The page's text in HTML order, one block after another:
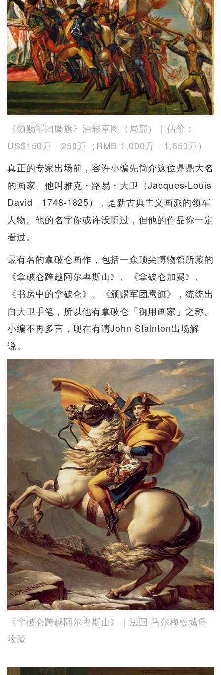
《颁赐军团鹰旗》油彩草图（局部）｜估价：
US$150万 - 250万（RMB 1,000万 - 1,650万）
真正的专家出场前，容许小编先简介这位鼎鼎大名
的画家。他叫雅克・路易・大卫（Jacques-Louis
David，1748-1825），是新古典主义画派的领军
人物。他的名字你或许没听过，但他的作品你一定
看过。
最有名的拿破仑画作，包括一众顶尖博物馆所藏的
《拿破仑跨越阿尔卑斯山》、《拿破仑加冕》、
《书房中的拿破仑》、《颁赐军团鹰旗》，统统出
自大卫手笔，所以他有拿破仑「御用画家」之称。
小编不再多言，现在有请John Stainton出场解
说。
《拿破仑跨越阿尔卑斯山》｜法国 马尔梅松城堡
收藏